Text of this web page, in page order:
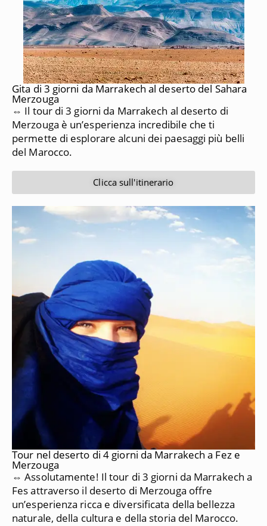
Gita di 3 giorni da Marrakech al deserto del Sahara
Merzouga
⇔ Il tour di 3 giorni da Marrakech al deserto di
Merzouga è un’esperienza incredibile che ti
permette di esplorare alcuni dei paesaggi più belli
del Marocco.
Clicca sull'itinerario
Tour nel deserto di 4 giorni da Marrakech a Fez e
Merzouga
⇔ Assolutamente! Il tour di 3 giorni da Marrakech a
Fes attraverso il deserto di Merzouga offre
un’esperienza ricca e diversificata della bellezza
naturale, della cultura e della storia del Marocco.